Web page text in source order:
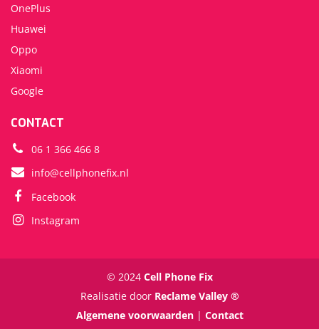
OnePlus
Huawei
Oppo
Xiaomi
Google
CONTACT
06 1 366 466 8
info@cellphonefix.nl
Facebook
Instagram
© 2024 Cell Phone Fix
Realisatie door Reclame Valley ®
Algemene voorwaarden| Contact